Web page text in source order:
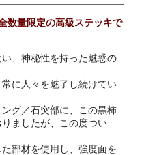
数量限定の高級ステッキで
、神秘性を持った魅惑の
に人々を魅了し続けてい
グ／石突部に、この黒柿
ましたが、この度つい
部材を使用し、強度面を